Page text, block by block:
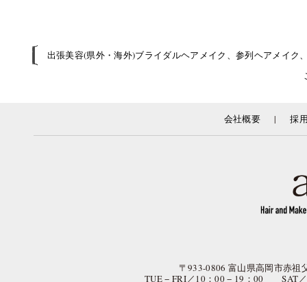
出張美容(県外・海外)ブライダルヘアメイク、参列ヘアメイ
会社概要 | 採
〒933-0806 富山県高岡市赤
TUE − FRI／10：00 − 19：00 SAT